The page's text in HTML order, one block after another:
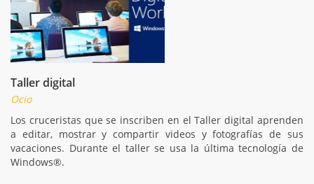
Taller digital
Ocio
Los cruceristas que se inscriben en el Taller digital aprenden
a editar, mostrar y compartir videos y fotografías de sus
vacaciones. Durante el taller se usa la última tecnología de
Windows®.